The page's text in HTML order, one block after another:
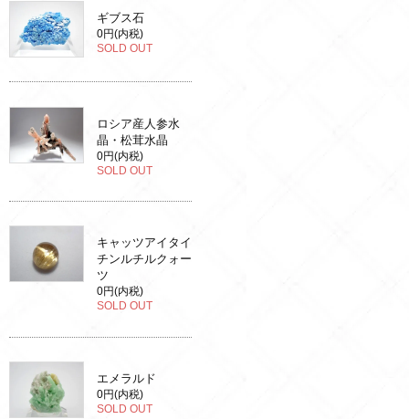
ギブス石
0円(内税)
SOLD OUT
ロシア産人参水
晶・松茸水晶
0円(内税)
SOLD OUT
キャッツアイタイ
チンルチルクォー
ツ
0円(内税)
SOLD OUT
エメラルド
0円(内税)
SOLD OUT